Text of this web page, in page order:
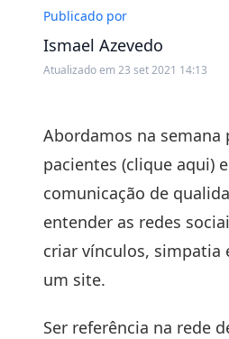
Publicado por
Ismael Azevedo
Atualizado em 23 set 2021 14:13
Abordamos na
pacientes (clique aqui)
comunicação de
entender as redes
criar vínculos, simpatia
um site.
Ser referência na rede